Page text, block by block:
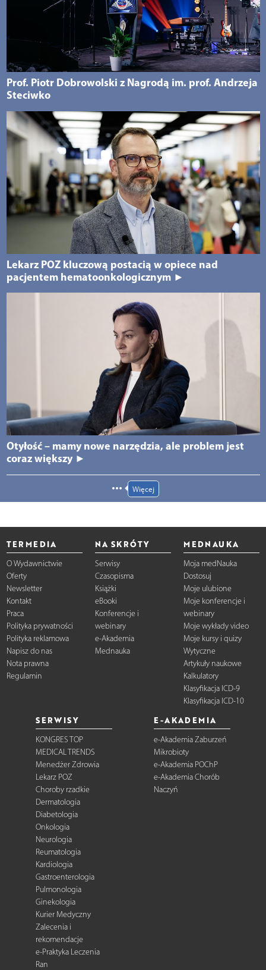
Prof. Piotr Dobrowolski z Nagrodą im. prof. Andrzeja
Steciwko
Lekarz POZ kluczową postacią w opiece nad
pacjentem hematoonkologicznym ►
Otyłość – mamy nowe narzędzia, ale problem jest
coraz większy ►
Więcej
TERMEDIA
O Wydawnictwie
Oferty
Newsletter
Kontakt
Praca
Polityka prywatności
Polityka reklamowa
Napisz do nas
Nota prawna
Regulamin
NA SKRÓTY
Serwisy
Czasopisma
Książki
eBooki
Konferencje i
webinary
e-Akademia
Mednauka
MEDNAUKA
Moja medNauka
Dostosuj
Moje ulubione
Moje konferencje i
webinary
Moje wykłady video
Moje kursy i quizy
Wytyczne
Artykuły naukowe
Kalkulatory
Klasyfikacja ICD-9
Klasyfikacja ICD-10
SERWISY
KONGRES TOP
MEDICAL TRENDS
Menedżer Zdrowia
Lekarz POZ
Choroby rzadkie
Dermatologia
Diabetologia
Onkologia
Neurologia
Reumatologia
Kardiologia
Gastroenterologia
Pulmonologia
Ginekologia
Kurier Medyczny
Zalecenia i
rekomendacje
e-Praktyka Leczenia
Ran
E-AKADEMIA
e-Akademia Zaburzeń
Mikrobioty
e-Akademia POChP
e-Akademia Chorób
Naczyń